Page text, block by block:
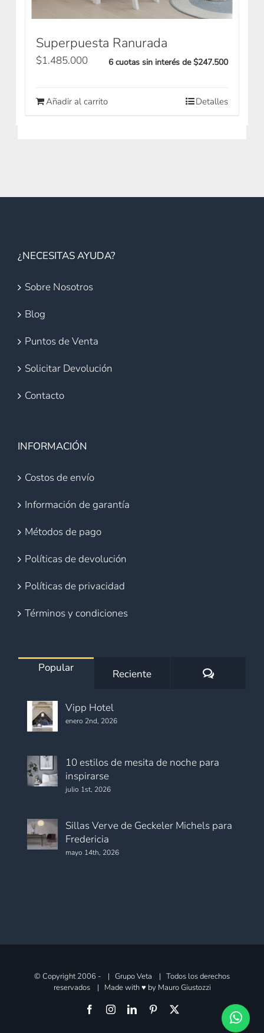
Superpuesta Ranurada
$1.485.000 6 cuotas sin interés de $247.500
Añadir al carrito Detalles
¿NECESITAS AYUDA?
Sobre Nosotros
Blog
Puntos de Venta
Solicitar Devolución
Contacto
INFORMACIÓN
Costos de envío
Información de garantía
Métodos de pago
Políticas de devolución
Políticas de privacidad
Términos y condiciones
Popular Reciente
Vipp Hotel
enero 2nd, 2026
10 estilos de mesita de noche para
inspirarse
julio 1st, 2026
Sillas Verve de Geckeler Michels para
Fredericia
mayo 14th, 2026
© Copyright 2006 -
| Grupo Veta | Todos los derechos
reservados | Made with ♥ by Mauro Giustozzi
FacebookInstagramLinkedInPinterest